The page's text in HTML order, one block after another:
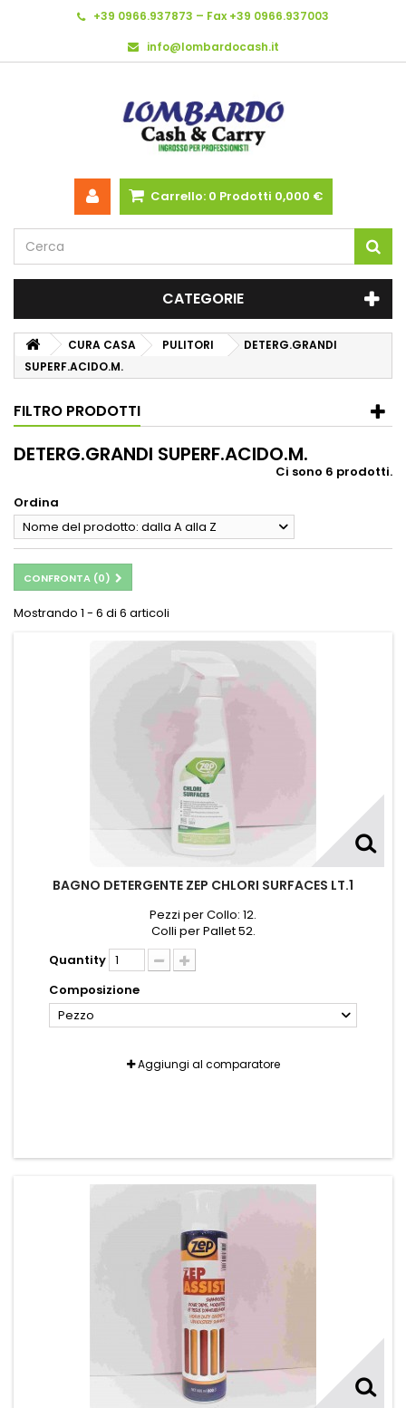
+39 0966.937873 – Fax +39 0966.937003
info@lombardocash.it
Carrello: 0 Prodotti 0,000 €
CATEGORIE
CURA CASA PULITORI
DETERG.GRANDI
SUPERF.ACIDO.M.
FILTRO PRODOTTI
DETERG.GRANDI SUPERF.ACIDO.M.
Ci sono 6 prodotti.
Ordina
Nome del prodotto: dalla A alla Z
CONFRONTA (0)
Mostrando 1 - 6 di 6 articoli
BAGNO DETERGENTE ZEP CHLORI SURFACES LT.1
Pezzi per Collo: 12.
Colli per Pallet 52.
Quantity
Composizione
Pezzo
Aggiungi al comparatore